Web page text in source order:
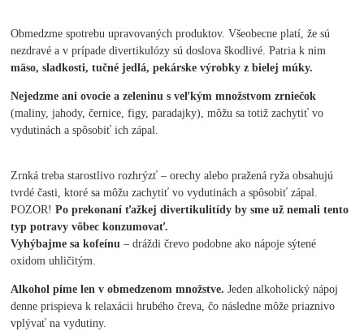
Obmedzme spotrebu upravovaných produktov. Všeobecne platí, že sú
nezdravé a v prípade divertikulózy sú doslova škodlivé. Patria k nim
mäso, sladkosti, tučné jedlá, pekárske výrobky z bielej múky.
Nejedzme ani ovocie a zeleninu s veľkým množstvom zrniečok
(maliny, jahody, černice, figy, paradajky), môžu sa totiž zachytiť vo
vydutinách a spôsobiť ich zápal.
Zrnká treba starostlivo rozhrýzť – orechy alebo pražená ryža obsahujú
tvrdé časti, ktoré sa môžu zachytiť vo vydutinách a spôsobiť zápal.
POZOR!Po prekonaní ťažkej divertikulitídy by sme už nemali tento
typ potravy vôbec konzumovať.
Vyhýbajme sa kofeínu – dráždi črevo podobne ako nápoje sýtené
oxidom uhličitým.
Alkohol pime len v obmedzenom množstve. Jeden alkoholický nápoj
denne prispieva k relaxácii hrubého čreva, čo následne môže priaznivo
vplývať na vydutiny.